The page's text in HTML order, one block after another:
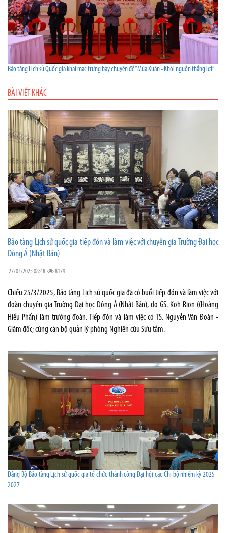
Bảo tàng Lịch sử Quốc gia khai mạc trưng bày chuyên đề “Mùa Xuân - Khởi nguồn thắng lợi”
BÀI VIẾT KHÁC
Bảo tàng Lịch sử quốc gia tiếp đón và làm việc với chuyên gia Trường Đại học
Đông Á (Nhật Bản)
27/03/2025 08:48 8179
Chiều 25/3/2025, Bảo tàng Lịch sử quốc gia đã có buổi tiếp đón và làm việc với
đoàn chuyên gia Trường Đại học Đông Á (Nhật Bản), do GS. Koh Rion ((Hoàng
Hiểu Phấn) làm trưởng đoàn. Tiếp đón và làm việc có TS. Nguyễn Văn Đoàn -
Giám đốc; cùng cán bộ quản lý phòng Nghiên cứu Sưu tầm.
Đảng Bộ Bảo tàng Lịch sử quốc gia tổ chức thành công Đại hội các Chi bộ nhiệm kỳ 2025 -
2027